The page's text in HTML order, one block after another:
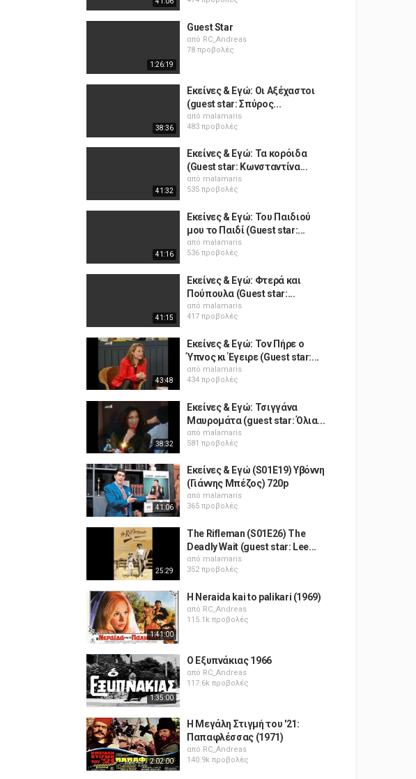
1:26:19
Guest Star
από RC_Andreas
78 προβολές
38:36
Εκείνες & Εγώ: Οι Αξέχαστοι
(guest star: Σπύρος...
από malamaris
483 προβολές
41:32
Εκείνες & Εγώ: Τα κορόιδα
(Guest star: Κωνσταντίνα...
από malamaris
535 προβολές
41:16
Εκείνες & Εγώ: Του Παιδιού
μου το Παιδί (Guest star:...
από malamaris
536 προβολές
41:15
Εκείνες & Εγώ: Φτερά και
Πούπουλα (Guest star:...
από malamaris
417 προβολές
43:48
Εκείνες & Εγώ: Τον Πήρε ο
Ύπνος κι Έγειρε (Guest star:...
από malamaris
434 προβολές
38:32
Εκείνες & Εγώ: Τσιγγάνα
Μαυρομάτα (guest star: Όλια...
από malamaris
581 προβολές
41:06
Εκείνες & Εγώ (S01E19) Υβόννη
(Γιάννης Μπέζος) 720p
από malamaris
365 προβολές
25:29
The Rifleman (S01E26) The
Deadly Wait (guest star: Lee...
από malamaris
352 προβολές
1:41:00
H Neraida kai to palikari (1969)
από RC_Andreas
115.1k προβολές
1:35:00
Ο Εξυπνάκιας 1966
από RC_Andreas
117.6k προβολές
2:02:00
Η Μεγάλη Στιγμή του '21:
Παπαφλέσσας (1971)
από RC_Andreas
140.9k προβολές